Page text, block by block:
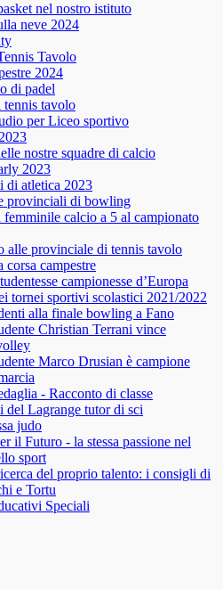
nel nostro istituto
neve 2024
Tavolo
2024
di padel
tavolo
per Liceo sportivo
nostre squadre di calcio
2023
di atletica 2023
provinciali di bowling
femminile calcio a 5 al campionato
alle provinciale di tennis tavolo
corsa campestre
campionesse d’Europa
tornei sportivi scolastici 2021/2022
alla finale bowling a Fano
Christian Terrani vince
Marco Drusian è campione
- Racconto di classe
del Lagrange tutor di sci
judo
il Futuro - la stessa passione nel
sport
del proprio talento: i consigli di
e Tortu
Speciali